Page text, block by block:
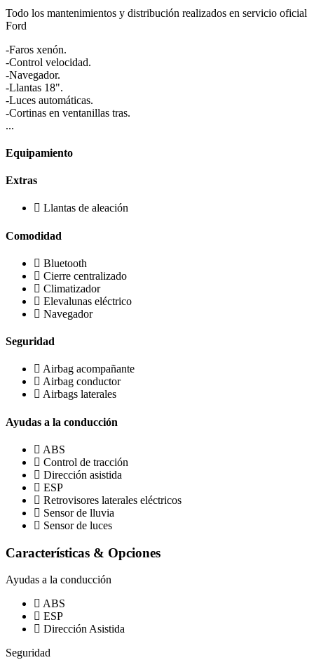
Todo los mantenimientos y distribución realizados en servicio oficial
Ford
-Faros xenón.
-Control velocidad.
-Navegador.
-Llantas 18".
-Luces automáticas.
-Cortinas en ventanillas tras.
...
Equipamiento
Extras
Llantas de aleación
Comodidad
Bluetooth
Cierre centralizado
Climatizador
Elevalunas eléctrico
Navegador
Seguridad
Airbag acompañante
Airbag conductor
Airbags laterales
Ayudas a la conducción
ABS
Control de tracción
Dirección asistida
ESP
Retrovisores laterales eléctricos
Sensor de lluvia
Sensor de luces
Características & Opciones
Ayudas a la conducción
ABS
ESP
Dirección Asistida
Seguridad